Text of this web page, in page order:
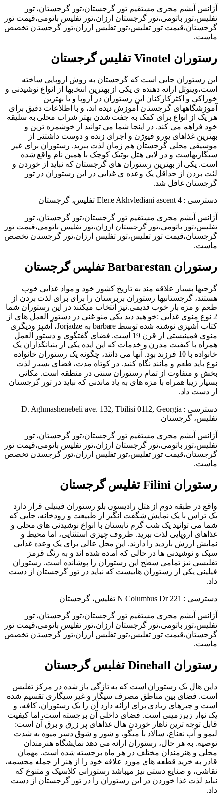
آژانس آیشم مجری مستقیم تور گرجستان،تور گرجستان، تور
تفلیس،تور باتومی،تور گرجستان ارزان،تور تفلیس باتومی،قیمت تور
گرجستان،قیمت تور تفلیس،تور تفلیس ارزان،تور گرجستان تخصص
ماست.
رستوران Vinotel تفلیس گرجستان
این رستوران جایی است که گرجستان به روش اروپایی ساخته
است،وینوتل ارائه دهنده ی یکی از بهترین انتخابها از انواع نوشیدنی و
خوراکی و اکثرکارکنان این رستوران در اروپا و یا بهترین
آموزشگاههای گرجستان آموزش دیده اند، و با اطلاعات دقیق برای
هر یک از انواع برای کمک به جفت شدن بهتر شراب محلی به سلیقه
خود فراهم می کند. در اینجا شما می توانید از خوشمزه ترین و
بهترین غذاهای یورو فیوژن و اجرای زنده و دوست داشتنی از
موسیقی محلی گرجستان هم زمان لذت ببرید. رستوران برای غیر
سیگاریهاست و در لابی هتل بوتیک کوچک با همین نام واقع شده
است. یکی از بهترین رستوران های گرجستان که نباید از خوردن و
لئت بردن از حداقل یک وعده ی غذایی در این رستوران در تور
گرجستان غافل شد.
دسترسی : 4 Elene Akhvlediani ascent تفلیس، گرجستان
آژانس آیشم مجری مستقیم تور گرجستان،تور گرجستان، تور
تفلیس،تور باتومی،تور گرجستان ارزان،تور تفلیس باتومی،قیمت تور
گرجستان،قیمت تور تفلیس،تور تفلیس ارزان،تور گرجستان تخصص
ماست.
رستوران Barbarestan تفلیس گرجستان
گرجیها بسیار علاقه مند به تاریخ کشور خود و مواد غذایی خوب
هستند، گرجستانیها رستوران بربرستان را برای برای لذت بردن از
طعم و مزه بار خوب قدیمی.نیز انتخاب میکنند در این رستوران شما
2 نوع منوی غذایی :خواهید دید یکی منو غنی در دستور العمل های از
کتاب آشپزی نوشته شده توسط barbare به Jorjadze، آشپز ودیگری
منوی فمینیستی از قرن 19 است. فضای گفتگوی و دستور العمل
همراه با کیفیت مدرن و خدمات که این ایده یکی از بنیانگذاران یک
خانواده با 10 فرزند بود. آنها می دانند، چگونه یک رستوران خانواده
نوع باید طعم و مانند نگاه کنید. در کوتاه مدت، فضای بسیار لذت
بخش و متفاوت از تمام رستوران سنتی در منطقه است. مکانی
بسیار زیبا همراه با مزه های به یاد ماندنی که نباید در تور گرجستان
از دست داد.
دسترسی : D. Aghmashenebeli ave. 132, Tbilisi 0112, Georgia
تفلیس، گرجستان
آژانس آیشم مجری مستقیم تور گرجستان،تور گرجستان، تور
تفلیس،تور باتومی،تور گرجستان ارزان،تور تفلیس باتومی،قیمت تور
گرجستان،قیمت تور تفلیس،تور تفلیس ارزان،تور گرجستان تخصص
ماست.
رستوران Filini تفلیس گرجستان
واقع در طبقه دوم از هتل رادیسون بلو رستوران فینیلی قرار دارد
یک تراس با یک نمایش شگفت انگیز از طبیعت و رودخانه، جایی که
شما می توانید یک شب گرم تابستان با انواع نوشیدنی های محلی و
غذاهای اروپایی لذت ببرید. ظروف چیزی استثنایی، اما محیط و
نمایش ارزش بازدید را دارند. این محل عالی برای یک وعده غذایی
سبک و نوشیدنی ها در حالی که آماده شده اند و به رنگ قرمز
تفلیسی نیز تمامی سطح این رستوران را پوشانده است. رستوران
فیلینی یکی از رستوران هاییست که نباید در تور گرجستان از دست
داد.
دسترسی : 221 N Columbus Dr تفلیس، گرجستان
آژانس آیشم مجری مستقیم تور گرجستان،تور گرجستان، تور
تفلیس،تور باتومی،تور گرجستان ارزان،تور تفلیس باتومی،قیمت تور
گرجستان،قیمت تور تفلیس،تور تفلیس ارزان،تور گرجستان تخصص
ماست.
رستوران Dinehall تفلیس گرجستان
داین هال یک رستوران است که به تازگی باز شده در مرکز تفلیس
است. فضای بین مناطق مصرف سیگار و غیر سیگاری تقسیم شده
است و چیزهای زیادی برای ارائه دارد آن را یک رستوران، کافه، و
یک نوار زیرزمینی است. فضای داخلی آن برجسته است، اما کیفیت
قابل توجه ترین ناهار خوردن هال غذاهای پر زرق و برق آن است:
لیمو و آب نعناع، سالاد با میگو، و شور و شوق دسر میوه به شدت
توصیه. به هر حال، رستوران ارائه می دهد نمایشگاه هنرمندان
محلی و هنرمندان مختلف در هر ماه برجسته شده است. مهمان
قادر به خرید قطعه های مورد علاقه خود را از هنر از جمله مجسمه،
نقاشی، و صنایع دستی نیز میباشد رستورانی کلاسیک و متنوع که
نباید لذت غذا خوردن در این رستوران را در تور گرجستان از دست
داد.